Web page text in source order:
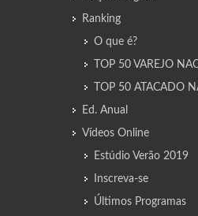
Ranking
O que é?
TOP 50 VAREJO
TOP 50 ATACADO
Ed. Anual
Vídeos Online
Estúdio Verão 2019
Inscreva-se
Últimos Programas